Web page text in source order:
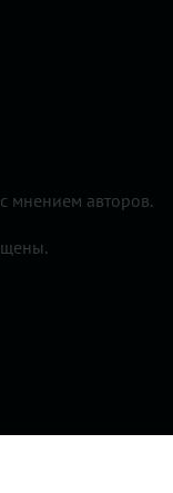
мнением авторов.